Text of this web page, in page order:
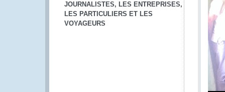
JOURNALISTES, LES ENTREPRISES,
LES PARTICULIERS ET LES
VOYAGEURS